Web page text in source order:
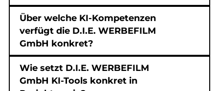
Über welche KI-Kompetenzen
verfügt die D.I.E. WERBEFILM
GmbH konkret?
Wie setzt D.I.E. WERBEFILM
GmbH KI-Tools konkret in